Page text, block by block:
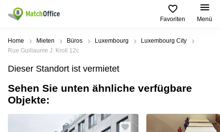
Favoriten Menü
Mieten / Vermieten
Pages
de
Bureau
Villes
Populaires
Luxembourg
Recherches
populaires
Сoworking
Luxembourg
Hilfe
Über uns
Büro vermieten
Home Mieten Büros Luxembourg
Luxembourg City
Rue Guillaume J. Kroll 12c
Dieser Standort ist vermietet
Sehen Sie unten ähnliche verfügbare
Objekte: